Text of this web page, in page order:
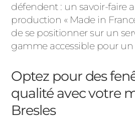
défendent : un savoir-faire
production « Made in
de se positionner sur un
gamme accessible pour
Optez pour des
qualité avec votre
Bresles